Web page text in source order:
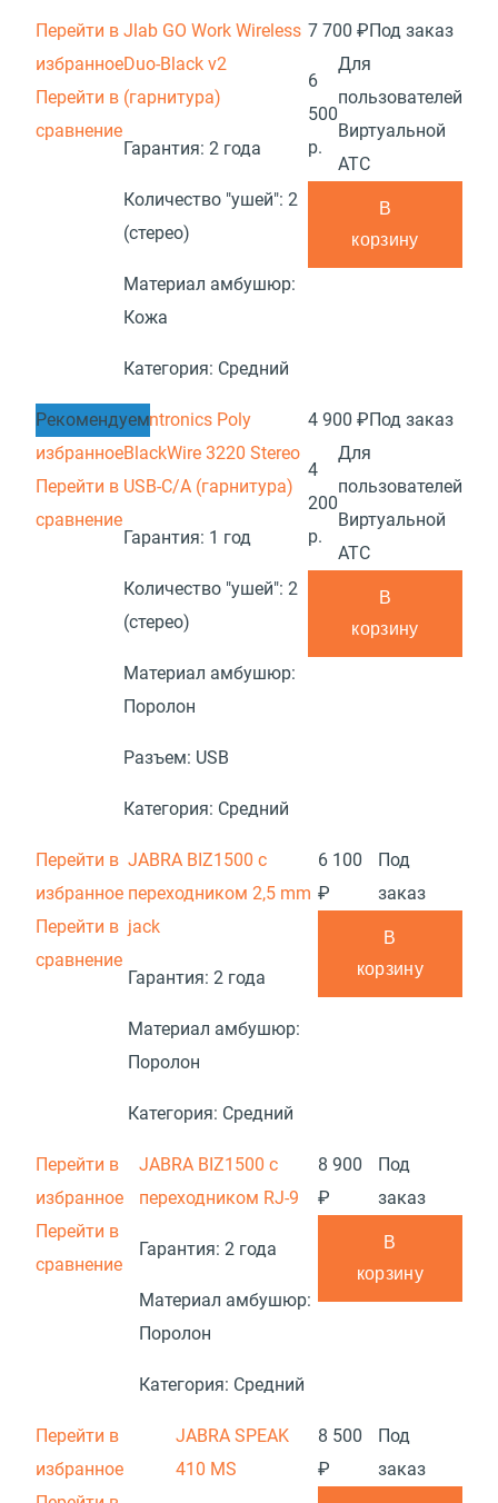
Перейти в
избранное
Перейти в
сравнение
Jlab GO Work Wireless
Duo-Black v2
(гарнитура)
Гарантия: 2 года
Количество "ушей": 2
(стерео)
Материал амбушюр:
Кожа
Категория: Средний
7 700 ₽Под заказ
6
500
р.
Для
пользователей
Виртуальной
АТС
В
корзину
Перейти в
избранное
Перейти в
сравнение
РекомендуемPlantronics Poly
BlackWire 3220 Stereo
USB-C/A (гарнитура)
Гарантия: 1 год
Количество "ушей": 2
(стерео)
Материал амбушюр:
Поролон
Разъем: USB
Категория: Средний
4 900 ₽Под заказ
4
200
р.
Для
пользователей
Виртуальной
АТС
В
корзину
Перейти в
избранное
Перейти в
сравнение
JABRA BIZ1500 с
переходником 2,5 mm
jack
Гарантия: 2 года
Материал амбушюр:
Поролон
Категория: Средний
6 100
₽
Под
заказ
В
корзину
Перейти в
избранное
Перейти в
сравнение
JABRA BIZ1500 с
переходником RJ-9
Гарантия: 2 года
Материал амбушюр:
Поролон
Категория: Средний
8 900
₽
Под
заказ
В
корзину
Перейти в
избранное
JABRA SPEAK
410 MS
8 500
₽
Под
заказ